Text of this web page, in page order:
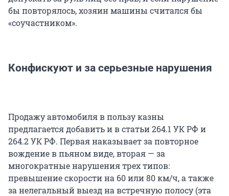
бы повторялось, хозяин машины считался бы
«соучастником».
Конфискуют и за серьезные нарушения
Продажу автомобиля в пользу казны
предлагается добавить и в статьи 264.1 УК РФ и
264.2 УК РФ. Первая наказывает за повторное
вождение в пьяном виде, вторая — за
многократные нарушения трех типов:
превышение скорости на 60 или 80 км/ч, а также
за нелегальный выезд на встречную полосу (эта